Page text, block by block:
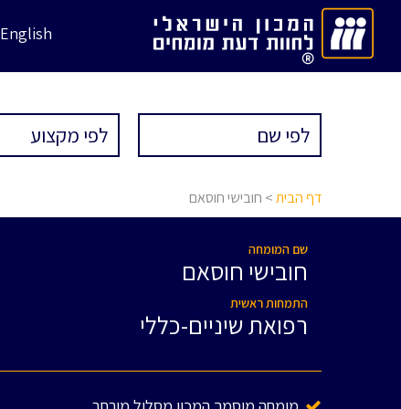
English
דף הבית> חובישי חוסאם
שם המומחה
חובישי חוסאם
התמחות ראשית
רפואת שיניים-כללי